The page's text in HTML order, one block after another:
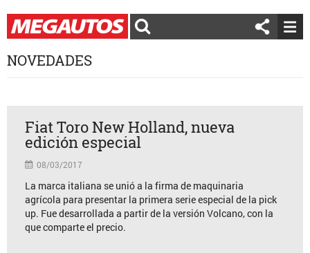
NOVEDADES
Fiat Toro New Holland, nueva
edición especial
08/03/2017
La marca italiana se unió a la firma de maquinaria
agrícola para presentar la primera serie especial de la pick
up. Fue desarrollada a partir de la versión Volcano, con la
que comparte el precio.